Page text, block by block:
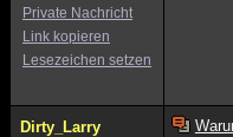
Private Nachricht
Link kopieren
Lesezeichen setzen
Dirty_Larry